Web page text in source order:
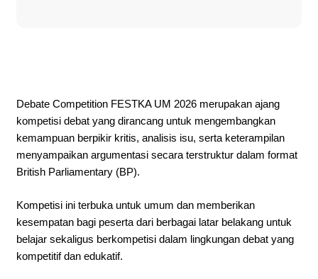
Debate Competition FESTKA UM 2026 merupakan ajang
kompetisi debat yang dirancang untuk mengembangkan
kemampuan berpikir kritis, analisis isu, serta keterampilan
menyampaikan argumentasi secara terstruktur dalam format
British Parliamentary (BP).
Kompetisi ini terbuka untuk umum dan memberikan
kesempatan bagi peserta dari berbagai latar belakang untuk
belajar sekaligus berkompetisi dalam lingkungan debat yang
kompetitif dan edukatif.